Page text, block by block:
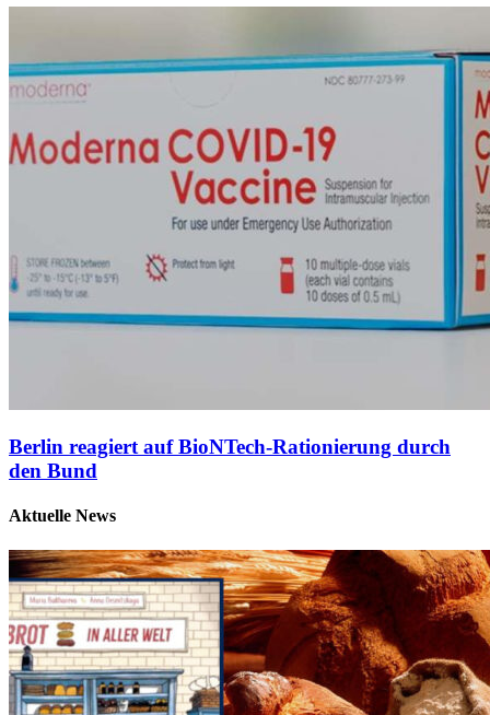
Berlin reagiert auf BioNTech-Rationierung durch
den Bund
Aktuelle News